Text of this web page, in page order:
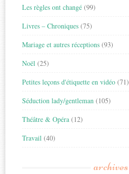
Les règles ont changé (99)
Livres – Chroniques (75)
Mariage et autres réceptions (93)
Noël (25)
Petites leçons d'étiquette en vidéo (71)
Séduction lady/gentleman (105)
Théâtre & Opéra (12)
Travail (40)
archives